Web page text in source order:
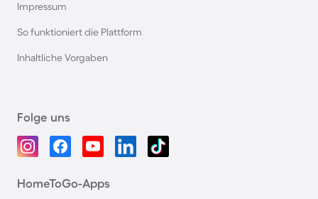
Impressum
So funktioniert die Plattform
Inhaltliche Vorgaben
Folge uns
HomeToGo-Apps